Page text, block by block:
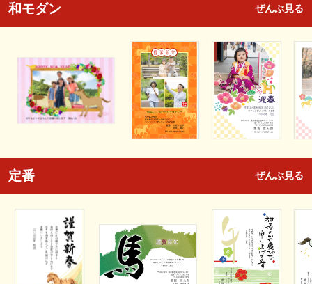
和モダン ぜんぶ見る
定番 ぜんぶ見る